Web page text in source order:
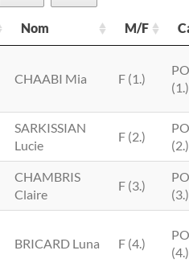
Nom M/F
CHAABI Mia F (1.)
(1.)
SARKISSIAN
Lucie
F (2.)
(2.)
CHAMBRIS
Claire
F (3.)
(3.)
BRICARD Luna F (4.)
(4.)